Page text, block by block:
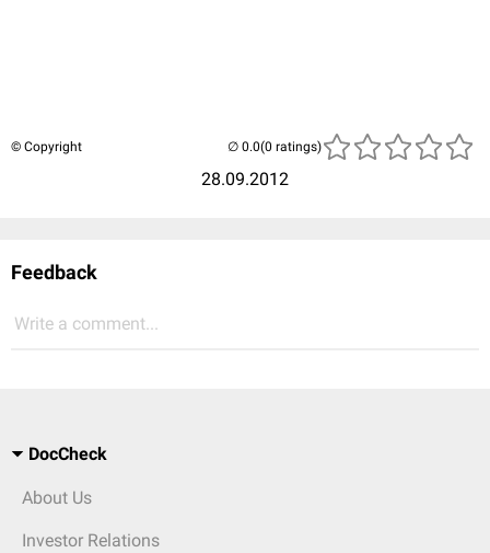
© Copyright
28.09.2012
(0 ratings)
Feedback
Write a comment...
DocCheck
About Us
Investor Relations